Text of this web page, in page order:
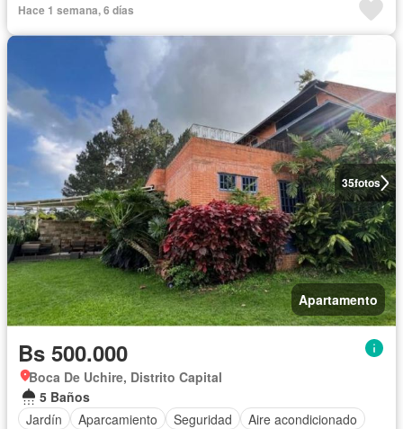
Hace 1 semana, 6 días
35fotos
Apartamento
Bs 500.000
Boca De Uchire, Distrito Capital
5 Baños
Jardín
Aparcamiento Seguridad
Aire acondicionado